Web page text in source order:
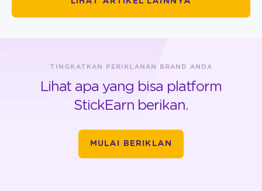
TINGKATKAN PERIKLANAN BRAND ANDA
Lihat apa yang bisa platform
StickEarn berikan.
MULAI BERIKLAN